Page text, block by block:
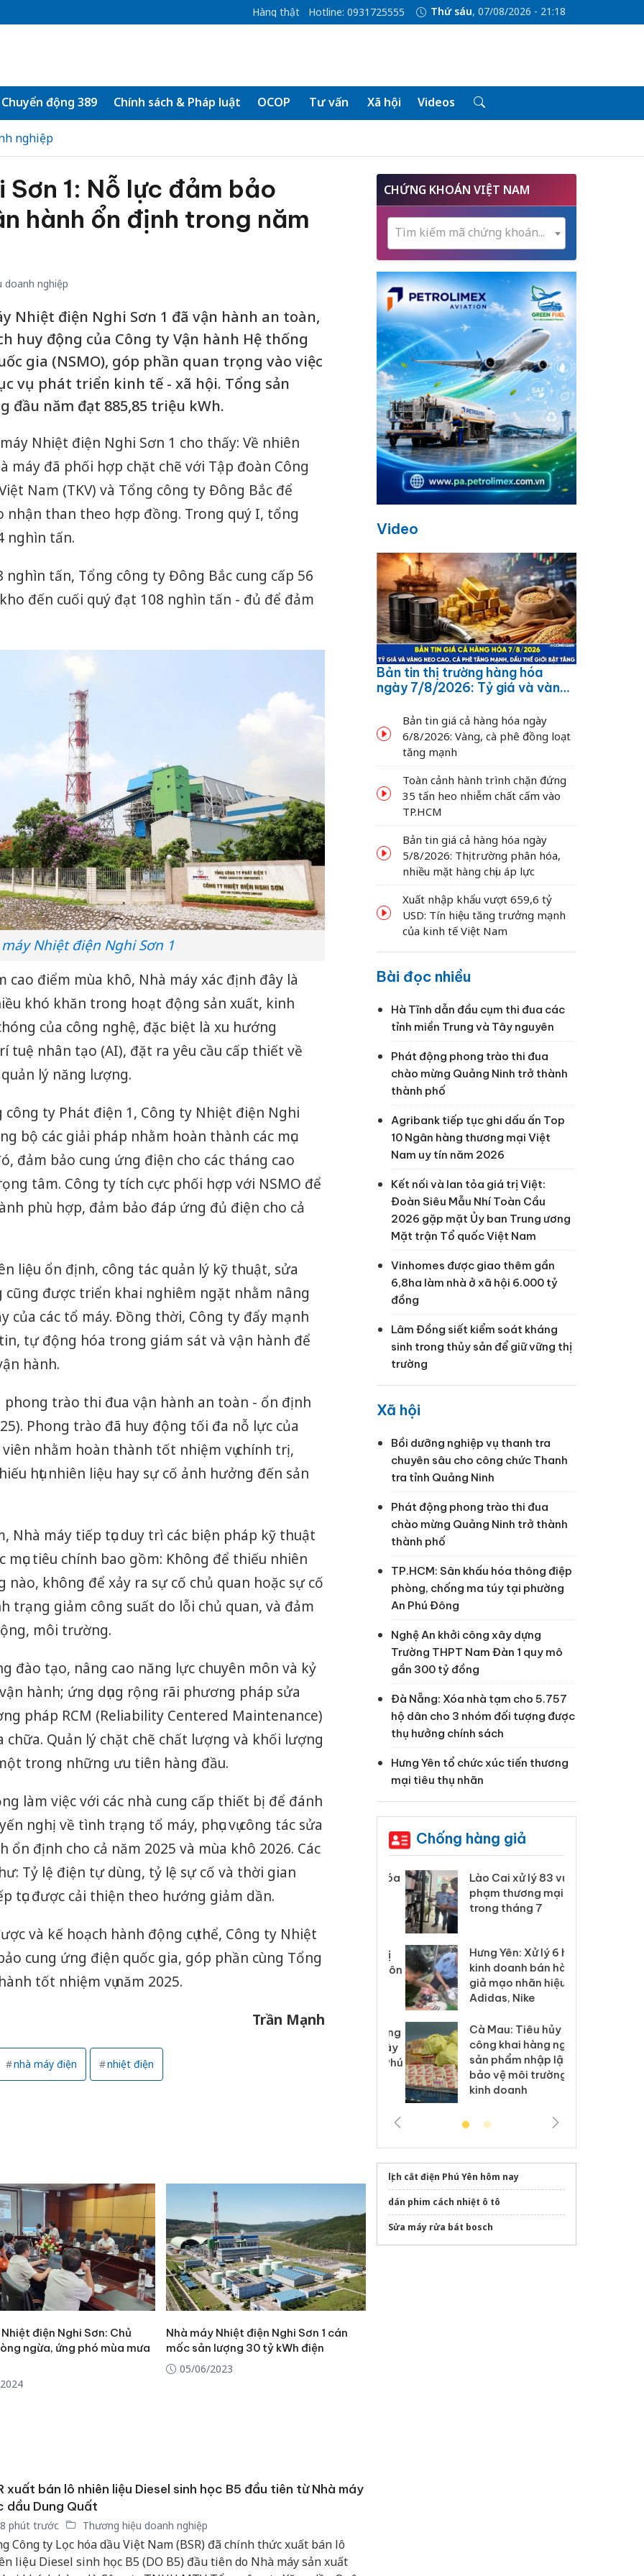
Hàng thật Hotline: 0931725555 Thứ sáu, 07/08/2026 - 21:18
Chuyển động 389 Chính sách & Pháp luật OCOP Tư vấn Xã hội Videos
nghiệp
1: Nỗ lực đảm bảo
hành ổn định trong năm
nghiệp
Nhiệt điện Nghi Sơn 1 đã vận hành an toàn,
huy động của Công ty Vận hành Hệ thống
gia (NSMO), góp phần quan trọng vào việc
vụ phát triển kinh tế - xã hội. Tổng sản
năm đạt 885,85 triệu kWh.
Nhiệt điện Nghi Sơn 1 cho thấy: Về nhiên
máy đã phối hợp chặt chẽ với Tập đoàn Công
Nam (TKV) và Tổng công ty Đông Bắc để
than theo hợp đồng. Trong quý I, tổng
nghìn tấn.
nghìn tấn, Tổng công ty Đông Bắc cung cấp 56
đến cuối quý đạt 108 nghìn tấn - đủ để đảm
Nhiệt điện Nghi Sơn 1
cao điểm mùa khô, Nhà máy xác định đây là
khó khăn trong hoạt động sản xuất, kinh
của công nghệ, đặc biệt là xu hướng
tuệ nhân tạo (AI), đặt ra yêu cầu cấp thiết về
lý năng lượng.
công ty Phát điện 1, Công ty Nhiệt điện Nghi
bộ các giải pháp nhằm hoàn thành các mục
đảm bảo cung ứng điện cho các tháng cao
tâm. Công ty tích cực phối hợp với NSMO để
phù hợp, đảm bảo đáp ứng đủ điện cho cả
liệu ổn định, công tác quản lý kỹ thuật, sửa
được triển khai nghiêm ngặt nhằm nâng
của các tổ máy. Đồng thời, Công ty đẩy mạnh
tự động hóa trong giám sát và vận hành để
hành.
trào thi đua vận hành an toàn - ổn định
Phong trào đã huy động tối đa nỗ lực của
nhằm hoàn thành tốt nhiệm vụ chính trị,
hụt nhiên liệu hay sự cố ảnh hưởng đến sản
Nhà máy tiếp tục duy trì các biện pháp kỹ thuật
mục tiêu chính bao gồm: Không để thiếu nhiên
không để xảy ra sự cố chủ quan hoặc sự cố
trạng giảm công suất do lỗi chủ quan, và đảm
môi trường.
đào tạo, nâng cao năng lực chuyên môn và kỷ
hành; ứng dụng rộng rãi phương pháp sửa
pháp RCM (Reliability Centered Maintenance)
Quản lý chặt chẽ chất lượng và khối lượng
trong những ưu tiên hàng đầu.
làm việc với các nhà cung cấp thiết bị để đánh
nghị về tình trạng tổ máy, phục vụ công tác sửa
ổn định cho cả năm 2025 và mùa khô 2026. Các
Tỷ lệ điện tự dùng, tỷ lệ sự cố và thời gian
tục được cải thiện theo hướng giảm dần.
và kế hoạch hành động cụ thể, Công ty Nhiệt
cung ứng điện quốc gia, góp phần cùng Tổng
tốt nhiệm vụ năm 2025.
Trần Mạnh
nhà máy điện nhiệt điện
điện Nghi Sơn: Chủ
ngừa, ứng phó mùa mưa
Nhà máy Nhiệt điện Nghi Sơn 1 cán
mốc sản lượng 30 tỷ kWh điện
05/06/2023
xuất bán lô nhiên liệu Diesel sinh học B5 đầu tiên từ Nhà máy
dầu Dung Quất
phút trước Thương hiệu doanh nghiệp
Công ty Lọc hóa dầu Việt Nam (BSR) đã chính thức xuất bán lô
liệu Diesel sinh học B5 (DO B5) đầu tiên do Nhà máy sản xuất
CHỨNG KHOÁN VIỆT NAM
Tìm kiếm mã chứng khoán...
Video
Bản tin thị trường hàng hóa
ngày 7/8/2026: Tỷ giá và vàng
dầu thế giới bật tăng
Bản tin giá cả hàng hóa ngày
6/8/2026: Vàng, cà phê đồng loạt
tăng mạnh
Toàn cảnh hành trình chặn đứng
35 tấn heo nhiễm chất cấm vào
TP.HCM
Bản tin giá cả hàng hóa ngày
5/8/2026: Thị trường phân hóa,
nhiều mặt hàng chịu áp lực
Xuất nhập khẩu vượt 659,6 tỷ
USD: Tín hiệu tăng trưởng mạnh
của kinh tế Việt Nam
Bài đọc nhiều
Hà Tĩnh dẫn đầu cụm thi đua các
tỉnh miền Trung và Tây nguyên
Phát động phong trào thi đua
chào mừng Quảng Ninh trở thành
thành phố
Agribank tiếp tục ghi dấu ấn Top
10 Ngân hàng thương mại Việt
Nam uy tín năm 2026
Kết nối và lan tỏa giá trị Việt:
Đoàn Siêu Mẫu Nhí Toàn Cầu
2026 gặp mặt Ủy ban Trung ương
Mặt trận Tổ quốc Việt Nam
Vinhomes được giao thêm gần
6,8ha làm nhà ở xã hội 6.000 tỷ
đồng
Lâm Đồng siết kiểm soát kháng
sinh trong thủy sản để giữ vững thị
trường
Xã hội
Bồi dưỡng nghiệp vụ thanh tra
chuyên sâu cho công chức Thanh
tra tỉnh Quảng Ninh
Phát động phong trào thi đua
chào mừng Quảng Ninh trở thành
thành phố
TP.HCM: Sân khấu hóa thông điệp
phòng, chống ma túy tại phường
An Phú Đông
Nghệ An khởi công xây dựng
Trường THPT Nam Đàn 1 quy mô
gần 300 tỷ đồng
Đà Nẵng: Xóa nhà tạm cho 5.757
hộ dân cho 3 nhóm đối tượng được
thụ hưởng chính sách
Hưng Yên tổ chức xúc tiến thương
mại tiêu thụ nhãn
Chống hàng giả
Công an Thanh Hóa
Thanh Hóa: Tìm bị
hại trong vụ án buôn
An Giang: Đối tượng
Lào Cai xử lý 83 vụ vi
phạm thương mại
trong tháng 7
Hưng Yên: Xử lý 6 hộ
kinh doanh bán hàng
giả mạo nhãn hiệu
Adidas, Nike
Cà Mau: Tiêu hủy
công khai hàng ngàn
sản phẩm nhập lậu,
bảo vệ môi trường
kinh doanh
lịch cắt điện Phú Yên hôm nay
dán phim cách nhiệt ô tô
Sửa máy rửa bát bosch